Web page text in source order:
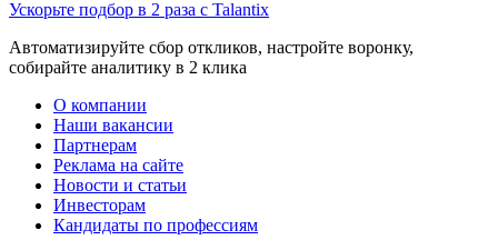
Ускорьте подбор в 2 раза с Talantix
Автоматизируйте сбор откликов, настройте воронку,
собирайте аналитику в 2 клика
О компании
Наши вакансии
Партнерам
Реклама на сайте
Новости и статьи
Инвесторам
Кандидаты по профессиям